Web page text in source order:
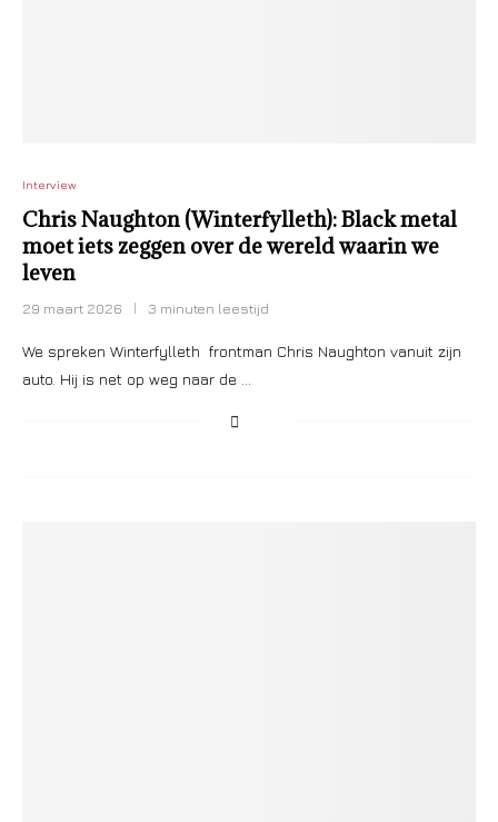
Interview
Chris Naughton (Winterfylleth): Black metal
moet iets zeggen over de wereld waarin we
leven
29 maart 2026 3 minuten leestijd
We spreken Winterfylleth frontman Chris Naughton vanuit zijn
auto. Hij is net op weg naar de …